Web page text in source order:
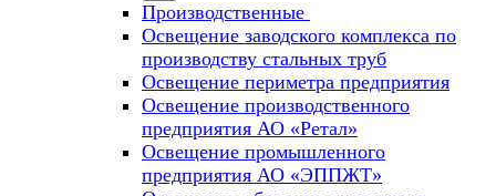
Производственные
Освещение заводского комплекса по
производству стальных труб
Освещение периметра предприятия
Освещение производственного
предприятия АО «Ретал»
Освещение промышленного
предприятия АО «ЭППЖТ»